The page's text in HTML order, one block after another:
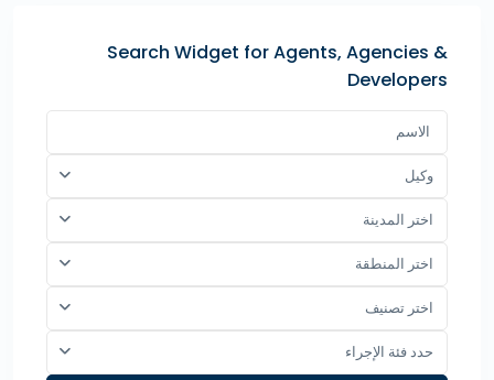
Search Widget for Agents, Agencies &
Developers
وكيل
اختر المدينة
اختر المنطقة
اختر تصنيف
حدد فئة الإجراء